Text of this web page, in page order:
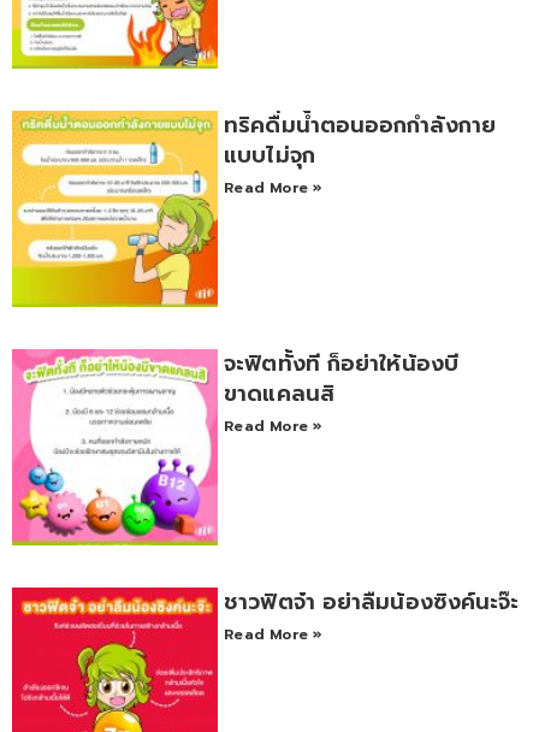
ทริคดื่มน้ำตอนออกกำลังกาย
แบบไม่จุก
Read More »
จะฟิตทั้งที ก็อย่าให้น้องบี
ขาดแคลนสิ
Read More »
ชาวฟิตจ๋า อย่าลืมน้องซิงค์นะจ๊ะ
Read More »